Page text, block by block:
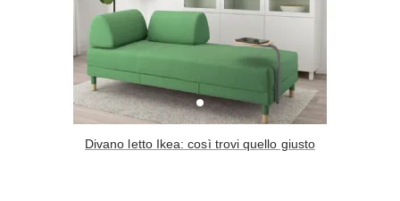
Consigli materassi
Bagno
Arredo Bagno
Sanitari
Cotto
Resina
Parquet
Gres
Laminato
Moquette
Divano letto Ikea: così trovi quello giusto